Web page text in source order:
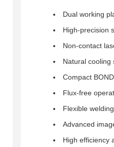
Dual working
High-precision
Non-contact
Natural cooling
Compact
Flux-free
Flexible
Advanced
High efficiency